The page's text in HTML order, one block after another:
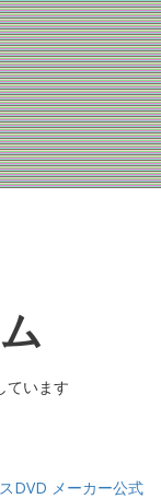
ています
DVD メーカー公式